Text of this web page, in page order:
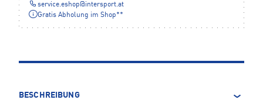
service.eshop@intersport.at
Gratis Abholung im Shop**
BESCHREIBUNG